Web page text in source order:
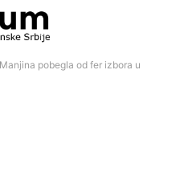
pobegla od fer izbora u